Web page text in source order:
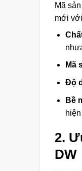
Mã
mới
Mã
Độ
Bề
2.
DW